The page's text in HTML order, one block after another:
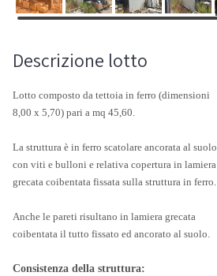
Descrizione lotto
Lotto composto da tettoia in ferro (dimensioni
8,00 x 5,70) pari a mq 45,60.
La struttura è in ferro scatolare ancorata al suolo
con viti e bulloni e relativa copertura in lamiera
grecata coibentata fissata sulla struttura in ferro.
Anche le pareti risultano in lamiera grecata
coibentata il tutto fissato ed ancorato al suolo.
Consistenza della struttura: